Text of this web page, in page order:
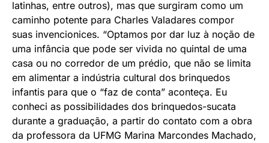
latinhas, entre outros), mas que surgiram como um
caminho potente para Charles Valadares compor
suas invencionices. “Optamos por dar luz à noção de
uma infância que pode ser vivida no quintal de uma
casa ou no corredor de um prédio, que não se limita
em alimentar a indústria cultural dos brinquedos
infantis para que o “faz de conta” aconteça. Eu
conheci as possibilidades dos brinquedos-sucata
durante a graduação, a partir do contato com a obra
da professora da UFMG Marina Marcondes Machado,